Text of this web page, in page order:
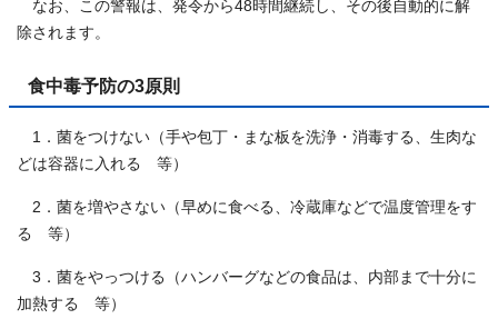
なお、この警報は、発令から48時間継続し、その後自動的に解
除されます。
食中毒予防の3原則
1．菌をつけない（手や包丁・まな板を洗浄・消毒する、生肉な
どは容器に入れる 等）
2．菌を増やさない（早めに食べる、冷蔵庫などで温度管理をす
る 等）
3．菌をやっつける（ハンバーグなどの食品は、内部まで十分に
加熱する 等）